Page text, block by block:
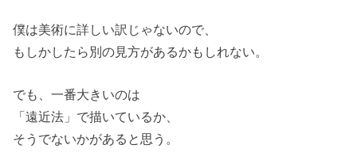
僕は美術に詳しい訳じゃないので、
もしかしたら別の見方があるかもしれない。
でも、一番大きいのは
「遠近法」で描いているか、
そうでないかがあると思う。